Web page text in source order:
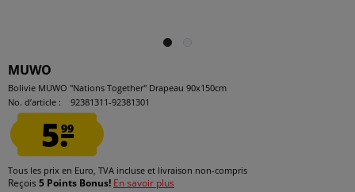
MUWO
Bolivie MUWO "Nations Together" Drapeau 90x150cm
No. d’article :
92381311-92381301
5.99
Tous les prix en Euro, TVA incluse et livraison non-compris
Reçois 5 Points Bonus! En savoir plus